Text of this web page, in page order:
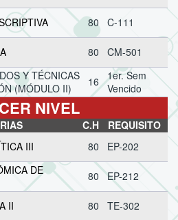
80
C-111
80
CM-501
Y TÉCNICAS
(MÓDULO II)
16
1er. Sem
Vencido
NIVEL
C.H
REQUISITO
III 80
EP-202
DE
80
EP-212
II 80
TE-302